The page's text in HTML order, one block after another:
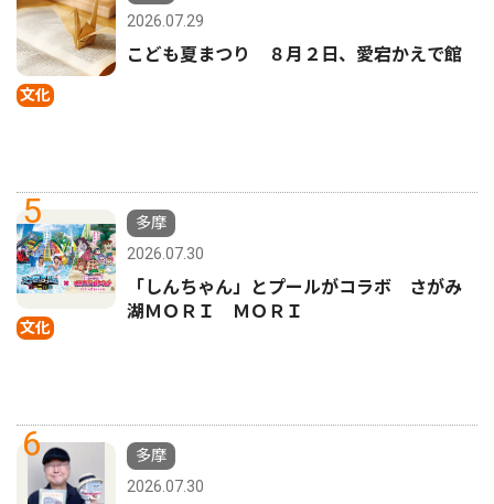
文化
2026.07.29
こども夏まつり ８月２日、愛宕かえで館
5
文化
多摩
2026.07.30
「しんちゃん」とプールがコラボ さがみ
湖ＭＯＲＩ ＭＯＲＩ
6
多摩
2026.07.30